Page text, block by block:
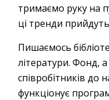
тримаємо руку на
ці тренди
Пишаємось
літератури. Фонд,
співробітників до
функціонує